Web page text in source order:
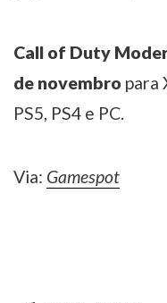
Call of Duty
de novembro para
PS5, PS4 e PC.
Via: Gamespot